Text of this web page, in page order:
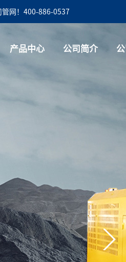
网！400-886-0537
产品中心 公司简介